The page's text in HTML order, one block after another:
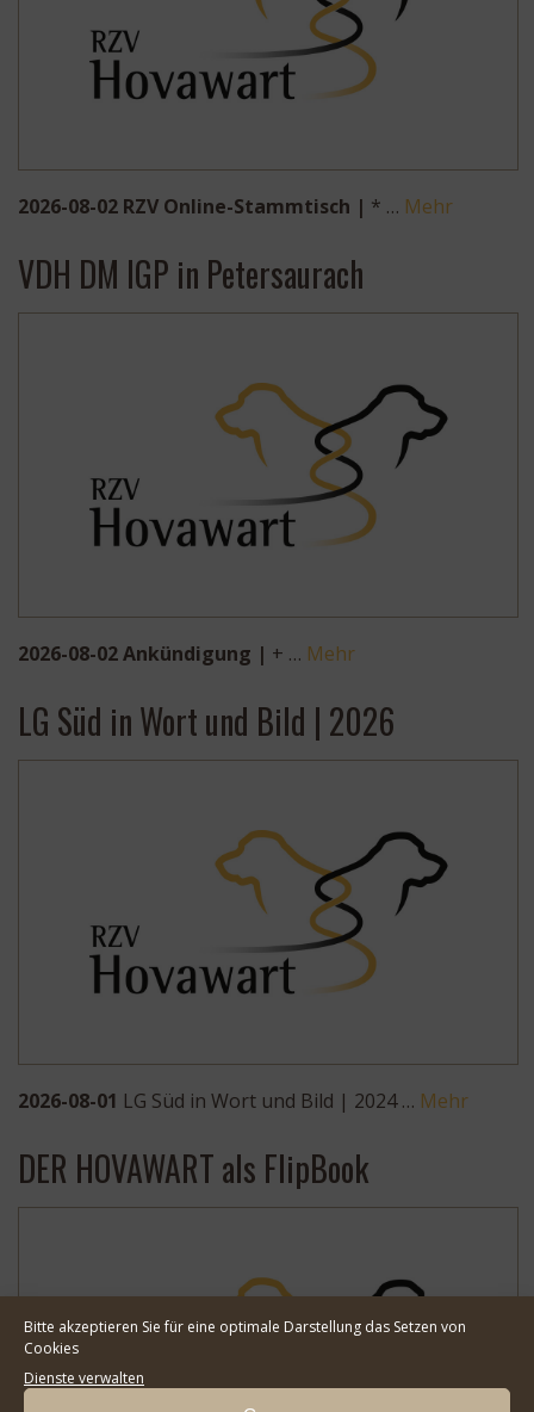
Bitte akzeptieren Sie für eine optimale Darstellung das Setzen von
Cookies
Dienste verwalten
2026-08-02 RZV Online-Stammtisch | * … Mehr
VDH DM IGP in Petersaurach
2026-08-02 Ankündigung | + … Mehr
LG Süd in Wort und Bild | 2026
2026-08-01 LG Süd in Wort und Bild | 2024 … Mehr
DER HOVAWART als FlipBook